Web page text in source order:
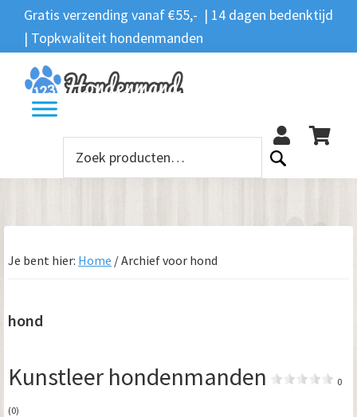
Spring
naar
de
hoofdnavigatie
Door
naar
de
hoofd
inhoud
Spring
naar
de
eerste
sidebar
Spring
naar
de
voettekst
Gratis verzending vanaf €55,- | 14 dagen bedenktijd
| Topkwaliteit hondenmanden
Zoeken
Zoeken
naar:
Je bent hier: Home /Archief voor hond
hond
Kunstleer hondenmanden 0
(0)